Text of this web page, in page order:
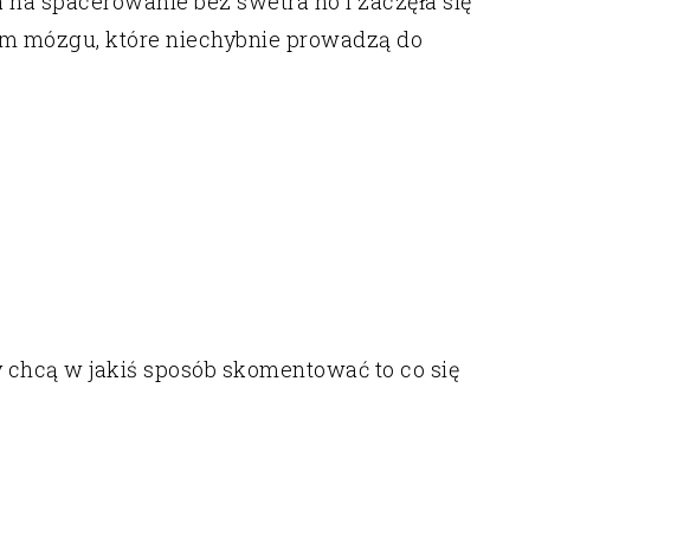
mózgu, które niechybnie prowadzą do
w jakiś sposób skomentować to co się